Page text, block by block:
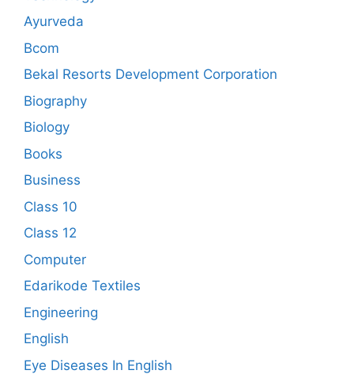
Ayurveda
Bcom
Bekal Resorts Development Corporation
Biography
Biology
Books
Business
Class 10
Class 12
Computer
Edarikode Textiles
Engineering
English
Eye Diseases In English